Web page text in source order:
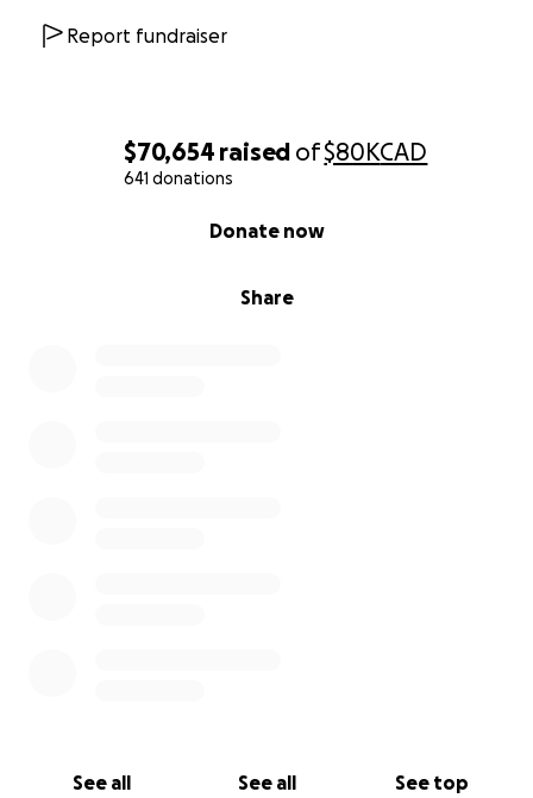
$70,654 raised of$80KCAD
641 donations
Share
Donate now
See all See all See top
Report fundraiser